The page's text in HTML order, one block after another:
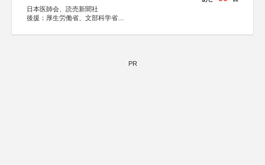
日本医師会、読売新聞社
後援：厚生労働省、文部科学省
しん生命保険株式会社
PR